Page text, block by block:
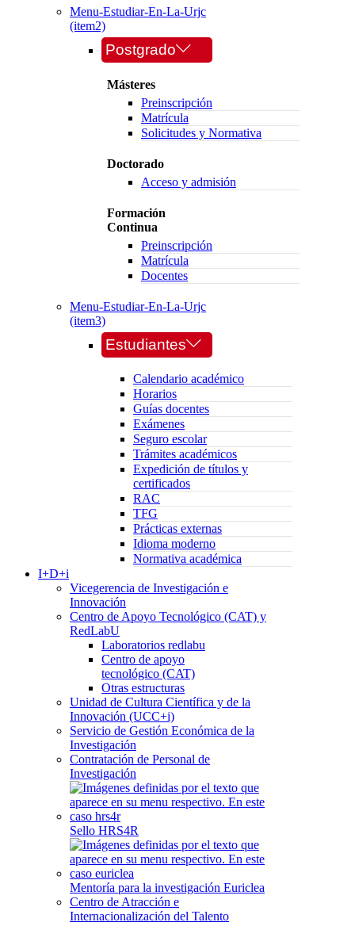
Menu-Estudiar-En-La-Urjc
(item2)
Postgrado
Másteres
Preinscripción
Matrícula
Solicitudes y Normativa
Doctorado
Acceso y admisión
Formación
Continua
Preinscripción
Matrícula
Docentes
Menu-Estudiar-En-La-Urjc
(item3)
Estudiantes
Calendario académico
Horarios
Guías docentes
Exámenes
Seguro escolar
Trámites académicos
Expedición de títulos y
certificados
RAC
TFG
Prácticas externas
Idioma moderno
Normativa académica
I+D+i
Vicegerencia de Investigación e
Innovación
Centro de Apoyo Tecnológico (CAT) y
RedLabU
Laboratorios redlabu
Centro de apoyo
tecnológico (CAT)
Otras estructuras
Unidad de Cultura Científica y de la
Innovación (UCC+i)
Servicio de Gestión Económica de la
Investigación
Contratación de Personal de
Investigación
Sello HRS4R
Mentoría para la investigación Euriclea
Centro de Atracción e
Internacionalización del Talento